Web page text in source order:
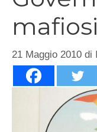
21 Maggio 2010 di